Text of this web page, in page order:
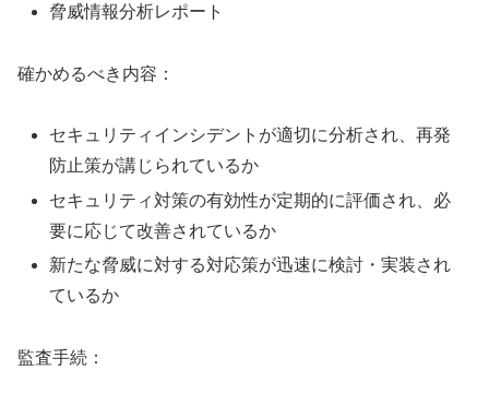
脅威情報分析レポート
確かめるべき内容：
セキュリティインシデントが適切に分析され、再発
防止策が講じられているか
セキュリティ対策の有効性が定期的に評価され、必
要に応じて改善されているか
新たな脅威に対する対応策が迅速に検討・実装され
ているか
監査手続：